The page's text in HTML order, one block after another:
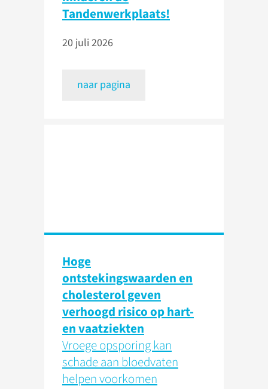
Tandenwerkplaats!
20 juli 2026
naar pagina
Hoge
ontstekingswaarden en
cholesterol geven
verhoogd risico op hart-
en vaatziekten
Vroege opsporing kan
schade aan bloedvaten
helpen voorkomen